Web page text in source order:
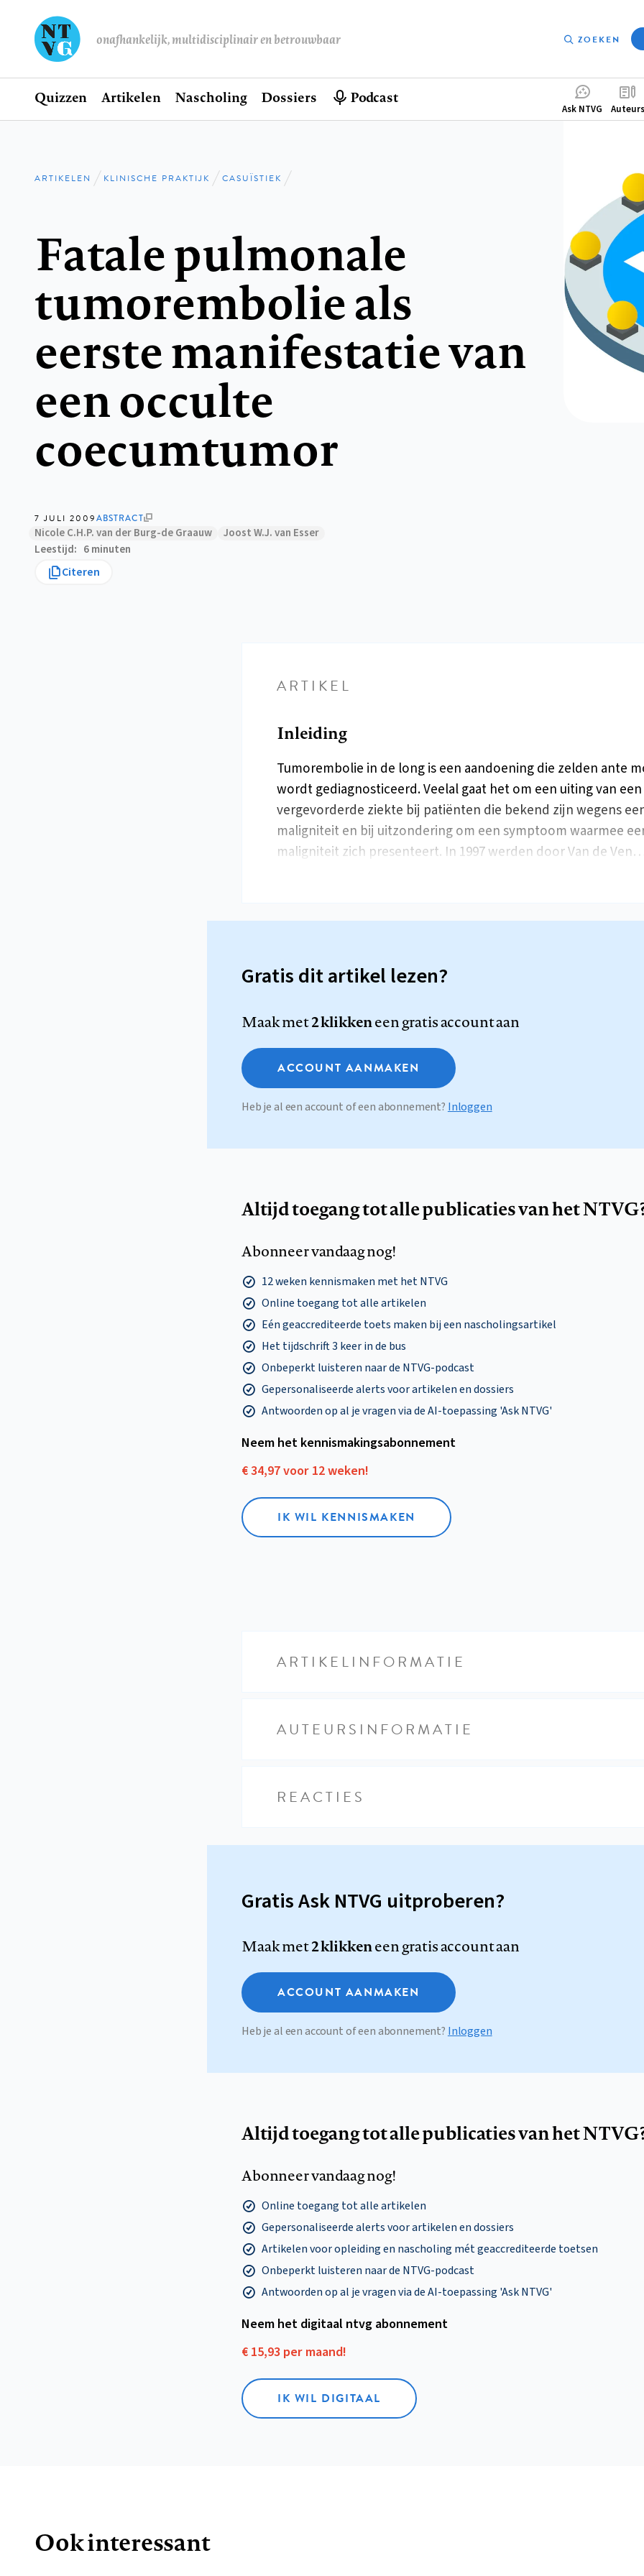
onafhankelijk, multidisciplinair en betrouwbaar ZOEKEN
Hoofdnavigatie
Home
Quizzen Artikelen Nascholing Dossiers Podcast
Ask NTVG Auteurs
Kruimelpad
ARTIKELEN KLINISCHE PRAKTIJK CASUÏSTIEK
Fatale pulmonale
tumorembolie als
eerste manifestatie van
een occulte
coecumtumor
7 JULI 2009ABSTRACT
Nicole C.H.P. van der Burg-de Graauw
Joost W.J. van Esser
Leestijd
6 minuten
Citeren
ARTIKEL
Inleiding
Tumorembolie in de long is een aandoening die zelden ante
wordt gediagnosticeerd. Veelal gaat het om een uiting van een
vergevorderde ziekte bij patiënten die bekend zijn wegens
maligniteit en bij uitzondering om een symptoom waarmee
maligniteit zich presenteert. In 1997 werden door Van de
Gratis dit artikel lezen?
Maak met2 klikkeneen gratis account aan
ACCOUNT AANMAKEN
Heb je al een account of een abonnement? Inloggen
Altijd toegang tot alle publicaties van het
Abonneer vandaag nog!
12 weken kennismaken met het NTVG
Online toegang tot alle artikelen
Eén geaccrediteerde toets maken bij een nascholingsartikel
Het tijdschrift 3 keer in de bus
Onbeperkt luisteren naar de NTVG-podcast
Gepersonaliseerde alerts voor artikelen en dossiers
Antwoorden op al je vragen via de AI-toepassing 'Ask NTVG'
Neem het kennismakings­abonnement
€ 34,97 voor 12 weken!
IK WIL KENNISMAKEN
ARTIKELINFORMATIE
AUTEURSINFORMATIE
REACTIES
Gratis Ask NTVG uitproberen?
Maak met2 klikkeneen gratis account aan
ACCOUNT AANMAKEN
Heb je al een account of een abonnement? Inloggen
Altijd toegang tot alle publicaties van het
Abonneer vandaag nog!
Online toegang tot alle artikelen
Gepersonaliseerde alerts voor artikelen en dossiers
Artikelen voor opleiding en nascholing mét geaccrediteerde toetsen
Onbeperkt luisteren naar de NTVG-podcast
Antwoorden op al je vragen via de AI-toepassing 'Ask NTVG'
Neem het digitaal ntvg abonnement
€ 15,93 per maand!
IK WIL DIGITAAL
Ook interessant